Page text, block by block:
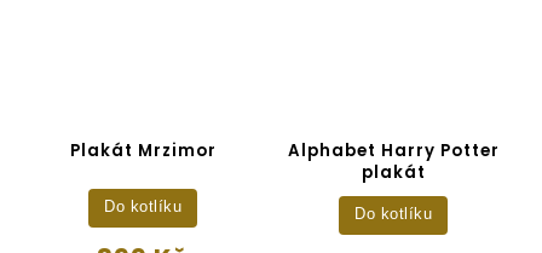
Plakát Mrzimor
Do kotlíku
Alphabet Harry Potter
plakát
Do kotlíku